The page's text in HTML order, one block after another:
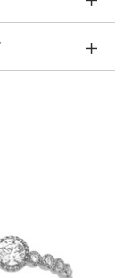
～0.229ct
ます。
をご確認いた
、お問い合